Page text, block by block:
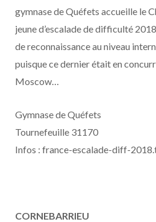
gymnase de Quéfets accueille le
jeune d’escalade de difficulté
de reconnaissance au niveau
puisque ce dernier était en
Moscow…
Gymnase de Quéfets
Tournefeuille 31170
Infos : france-escalade-diff-
CORNEBARRIEU